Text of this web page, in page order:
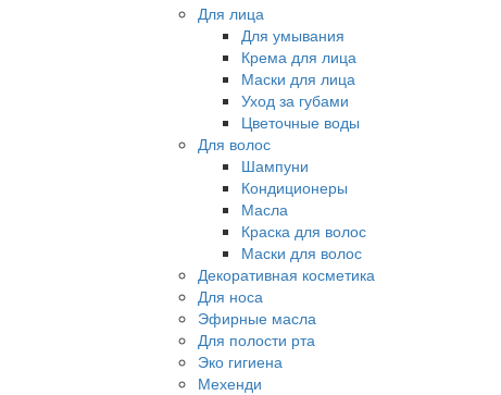
Для лица
Для умывания
Крема для лица
Маски для лица
Уход за губами
Цветочные воды
Для волос
Шампуни
Кондиционеры
Масла
Краска для волос
Маски для волос
Декоративная косметика
Для носа
Эфирные масла
Для полости рта
Эко гигиена
Мехенди